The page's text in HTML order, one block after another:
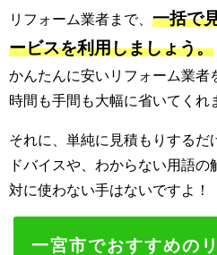
リフォーム業者まで、 一括で
ービスを利用しましょう。
かんたんに安いリフォーム業者
時間も手間も大幅に省いてくれ
それに、単純に見積もりするだ
ドバイスや、わからない用語
対に使わない手はないですよ！
一宮市でおすすめの